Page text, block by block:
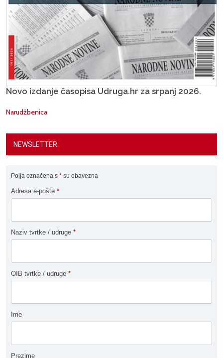
Novo izdanje časopisa Udruga.hr za srpanj 2026.
Narudžbenica
NEWSLETTER
Polja označena s * su obavezna
Adresa e-pošte *
Naziv tvrtke / udruge *
OIB tvrtke / udruge *
Ime
Prezime